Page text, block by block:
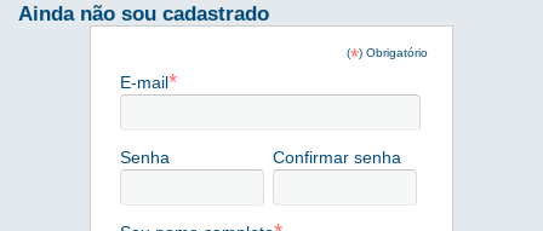
Ainda não sou cadastrado
(*) Obrigatório
E-mail*
Senha Confirmar senha